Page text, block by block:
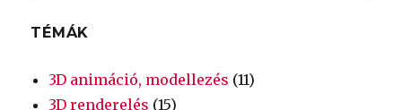
TÉMÁK
3D animáció, modellezés (11)
3D renderelés (15)